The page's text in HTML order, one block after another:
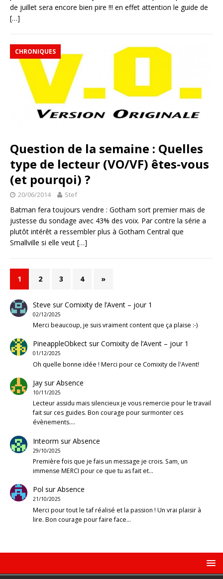
de juillet sera encore bien pire !!! en effet attention le guide de
[…]
CHRONIQUES
Question de la semaine : Quelles
type de lecteur (VO/VF) êtes-vous
(et pourqoi) ?
20/06/2014 Stef
Batman fera toujours vendre : Gotham sort premier mais de
justesse du sondage avec 43% des voix. Par contre la série a
plutôt intérêt a ressembler plus à Gotham Central que
Smallville si elle veut […]
1 2 3 4 »
Steve surComixity de l’Avent – jour 1
02/12/2025
Merci beaucoup, je suis vraiment content que ça plaise :-)
PineappleObkectsurComixity de l’Avent – jour 1
01/12/2025
Oh quelle bonne idée ! Merci pour ce Comixity de l'Avent!
JaysurAbsence
10/11/2025
Lecteur assidu mais silencieux je vous remercie pour le travail
fait sur ces guides. Bon courage pour surmonter ces
évènements.…
Inteorm surAbsence
29/10/2025
Première fois que je fais un message je crois. Sam, un
immense MERCI pour ce que tu as fait et…
Pol surAbsence
21/10/2025
Merci pour tout le taf réalisé et la passion ! Un vrai plaisir à
lire. Bon courage pour faire face…